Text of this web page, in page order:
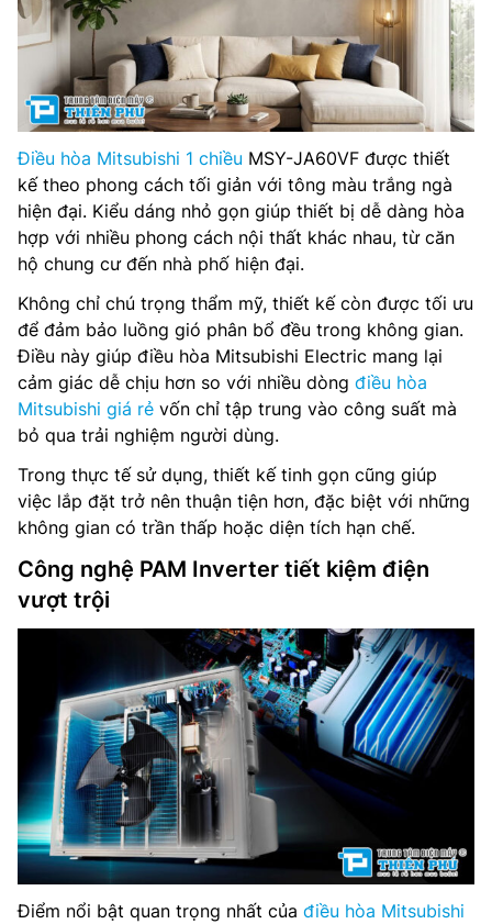
Điều hòa Mitsubishi 1 chiều MSY-JA60VF được thiết
kế theo phong cách tối giản với tông màu trắng ngà
hiện đại. Kiểu dáng nhỏ gọn giúp thiết bị dễ dàng hòa
hợp với nhiều phong cách nội thất khác nhau, từ căn
hộ chung cư đến nhà phố hiện đại.
Không chỉ chú trọng thẩm mỹ, thiết kế còn được tối ưu
để đảm bảo luồng gió phân bổ đều trong không gian.
Điều này giúp điều hòa Mitsubishi Electric mang lại
cảm giác dễ chịu hơn so với nhiều dòng điều hòa
Mitsubishi giá rẻ vốn chỉ tập trung vào công suất mà
bỏ qua trải nghiệm người dùng.
Trong thực tế sử dụng, thiết kế tinh gọn cũng giúp
việc lắp đặt trở nên thuận tiện hơn, đặc biệt với những
không gian có trần thấp hoặc diện tích hạn chế.
Công nghệ PAM Inverter tiết kiệm điện
vượt trội
Điểm nổi bật quan trọng nhất của điều hòa Mitsubishi